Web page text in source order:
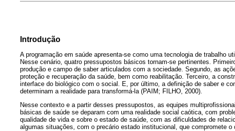
Introdução
A programação em saúde apresenta-se como uma tecnologia de trabalho
Nesse cenário, quatro pressupostos básicos tornam-se pertinentes.
produção e campo de saber articulados com a sociedade. Segundo, as
proteção e recuperação da saúde, bem como reabilitação. Terceiro, a
interface do biológico com o social. E, por último, a definição de saber e
determinam a realidade para transformá-la (PAIM; FILHO, 2000).
Nesse contexto e a partir desses pressupostos, as equipes
básicas de saúde se deparam com uma realidade social caótica, com
qualidade de vida e sobre o estado de saúde, com as dificuldades de
algumas situações, com o precário estado institucional, que compromete o